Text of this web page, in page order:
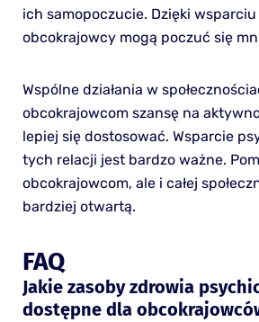
ich samopoczucie. Dzięki wsparciu
obcokrajowcy mogą poczuć się
Wspólne działania w
obcokrajowcom szansę na
lepiej się dostosować. Wsparcie
tych relacji jest bardzo ważne.
obcokrajowcom, ale i całej
bardziej otwartą.
FAQ
Jakie zasoby zdrowia
dostępne dla